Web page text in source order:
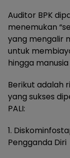
Auditor BPK
menemukan
yang mengalir
untuk
hingga
Berikut adalah
yang sukses
PALI:
1.
Pengganda Diri